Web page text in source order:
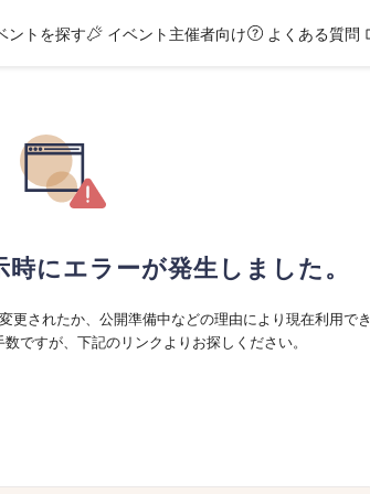
ントを探す イベント主催者向け よくある質問
にエラーが発生しました。
更されたか、公開準備中などの理由により現在利用でき
ですが、下記のリンクよりお探しください。